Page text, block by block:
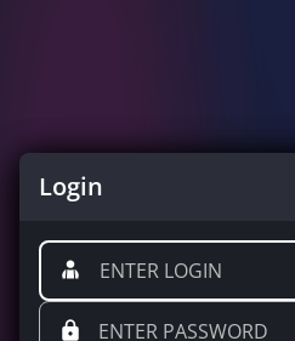
Login